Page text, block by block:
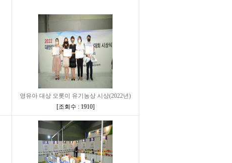
영유아 대상 오롯이 유기농상 시상(2022년)
[조회수 : 1910]